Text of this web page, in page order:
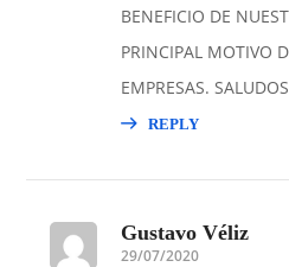
BENEFICIO DE
PRINCIPAL MOTIVO
EMPRESAS. SALUDOS
REPLY
Gustavo Véliz
29/07/2020